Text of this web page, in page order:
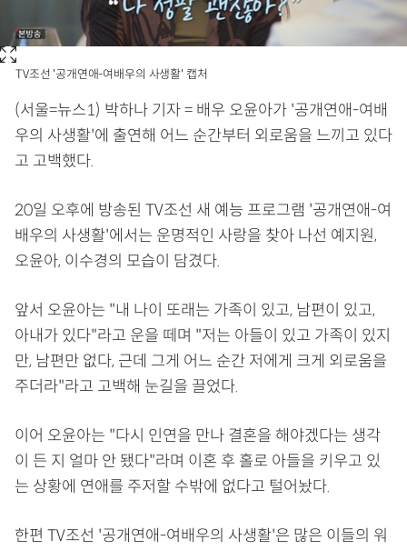
TV조선 '공개연애-여배우의 사생활' 캡처
(서울=뉴스1) 박하나 기자 = 배우 오윤아가 '공개연애-여배
우의 사생활'에 출연해 어느 순간부터 외로움을 느끼고 있다
고 고백했다.
20일 오후에 방송된 TV조선 새 예능 프로그램 '공개연애-여
배우의 사생활'에서는 운명적인 사랑을 찾아 나선 예지원,
오윤아, 이수경의 모습이 담겼다.
앞서 오윤아는 "내 나이 또래는 가족이 있고, 남편이 있고,
아내가 있다"라고 운을 떼며 "저는 아들이 있고 가족이 있지
만, 남편만 없다, 근데 그게 어느 순간 저에게 크게 외로움을
주더라"라고 고백해 눈길을 끌었다.
이어 오윤아는 "다시 인연을 만나 결혼을 해야겠다는 생각
이 든 지 얼마 안 됐다"라며 이혼 후 홀로 아들을 키우고 있
는 상황에 연애를 주저할 수밖에 없다고 털어놨다.
한편 TV조선 '공개연애-여배우의 사생활'은 많은 이들의 워